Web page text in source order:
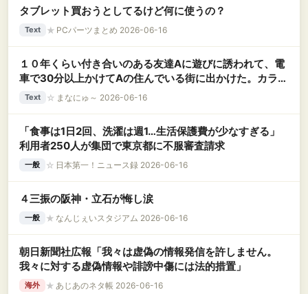
タブレット買おうとしてるけど何に使うの？
Text ★ PCパーツまとめ 2026-06-16
１０年くらい付き合いのある友達Aに遊びに誘われて、電
車で30分以上かけてAの住んでいる街に出かけた。カラオ
ケに行きしばらく歌っていると、私が歌っている時にAが
Text ☆ まなにゅ～ 2026-06-16
「食事は1日2回、洗濯は週1…生活保護費が少なすぎる」
利用者250人が集団で東京都に不服審査請求
一般 ☆ 日本第一！ニュース録 2026-06-16
４三振の阪神・立石が悔し涙
一般 ★ なんじぇいスタジアム 2026-06-16
朝日新聞社広報「我々は虚偽の情報発信を許しません。
我々に対する虚偽情報や誹謗中傷には法的措置」
海外 ★ あじあのネタ帳 2026-06-16